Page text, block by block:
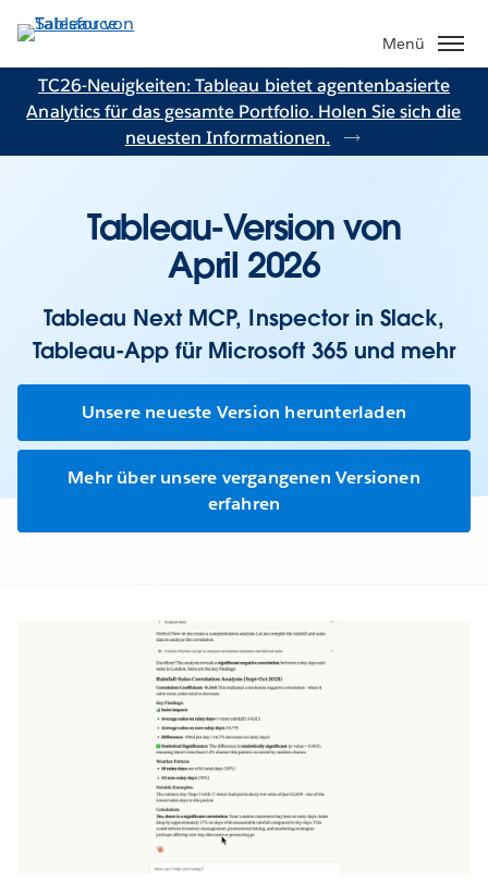
Direkt
zum
Inhalt
Menü
TC26-Neuigkeiten: Tableau bietet agentenbasierte
Analytics für das gesamte Portfolio. Holen Sie sich die
neuesten Informationen.
Tableau-Version von
April 2026
Tableau Next MCP, Inspector in Slack,
Tableau-App für Microsoft 365 und mehr
Unsere neueste Version herunterladen
Mehr über unsere vergangenen Versionen
erfahren